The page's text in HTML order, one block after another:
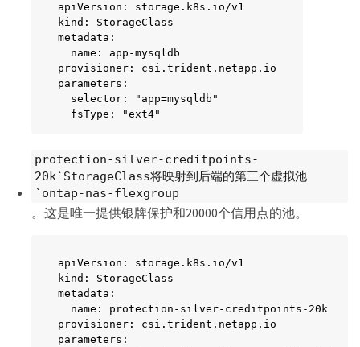
apiVersion: storage.k8s.io/v1
kind: StorageClass
metadata:
  name: app-mysqldb
provisioner: csi.trident.netapp.io
parameters:
  selector: "app=mysqldb"
  fsType: "ext4"
protection-silver-creditpoints-
20k`StorageClass将映射到后端的第三个虚拟池
`ontap-nas-flexgroup
。这是唯一提供银牌保护和20000个信用点的池。
apiVersion: storage.k8s.io/v1
kind: StorageClass
metadata:
  name: protection-silver-creditpoints-20k
provisioner: csi.trident.netapp.io
parameters: